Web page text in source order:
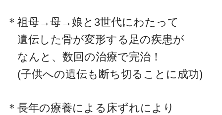
＊祖母→母→娘と3世代にわたって
遺伝した骨が変形する足の疾患が
なんと、数回の治療で完治！
(子供への遺伝も断ち切ることに成功)
＊長年の療養による床ずれにより